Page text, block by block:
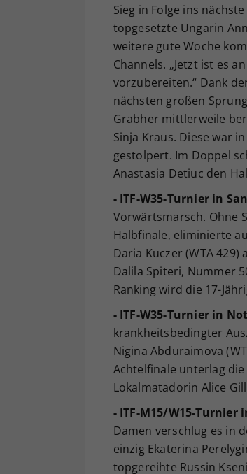
Sieg in Folge ins
topgesetzte Ungarin
weitere gute Woche
Channels. „Jetzt ist es
vorzubereiten.“ Dank
nächsten großen
Grabher mittlerweile
Sinja Kraus. Diese war
gestolpert. Im Doppel
Anastasia Detiuc den
- ITF-W35-Turnier in
Vorwärtsmarsch. Ohne
Halbfinale, eliminierte
Daria Kuczer (WTA
Dalila Spiteri, Nummer
Ranking wird die 17-
- ITF-W35-Turnier in
krankheitsbedingter
Nigina Abduraimova
Achtelfinale unterlag
Lokalmatadorin Alice
- ITF-M15/W15-Turnier
Damen verschlug es in
einzig Ekaterina
topgereihte Russin